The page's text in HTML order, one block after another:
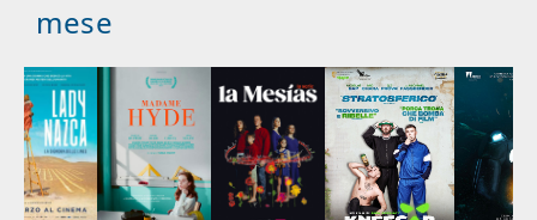
mese